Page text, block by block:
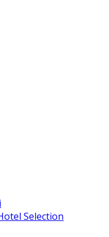
Selection